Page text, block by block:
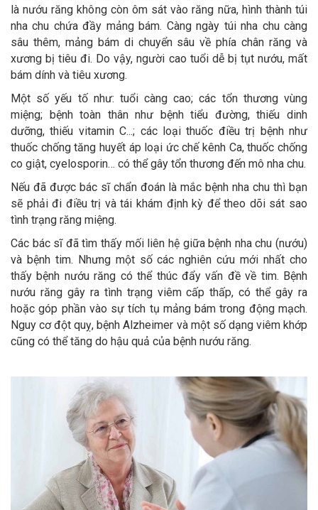
là nướu răng không còn ôm sát vào răng nữa, hình thành túi
nha chu chứa đầy mảng bám. Càng ngày túi nha chu càng
sâu thêm, mảng bám di chuyển sâu về phía chân răng và
xương bị tiêu đi. Do vậy, người cao tuổi dễ bị tụt nướu, mất
bám dính và tiêu xương.
Một số yếu tố như: tuổi càng cao; các tổn thương vùng
miệng; bệnh toàn thân như bệnh tiểu đường, thiếu dinh
dưỡng, thiếu vitamin C...; các loại thuốc điều trị bệnh như
thuốc chống tăng huyết áp loại ức chế kênh Ca, thuốc chống
co giật, cyelosporin… có thể gây tổn thương đến mô nha chu.
Nếu đã được bác sĩ chẩn đoán là mắc bệnh nha chu thì bạn
sẽ phải đi điều trị và tái khám định kỳ để theo dõi sát sao
tình trạng răng miệng.
Các bác sĩ đã tìm thấy mối liên hệ giữa bệnh nha chu (nướu)
và bệnh tim. Nhưng một số các nghiên cứu mới nhất cho
thấy bệnh nướu răng có thể thúc đẩy vấn đề về tim. Bệnh
nướu răng gây ra tình trạng viêm cấp thấp, có thể gây ra
hoặc góp phần vào sự tích tụ mảng bám trong động mạch.
Nguy cơ đột quỵ, bệnh Alzheimer và một số dạng viêm khớp
cũng có thể tăng do hậu quả của bệnh nướu răng.